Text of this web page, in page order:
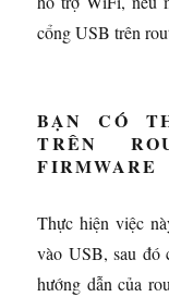
cổng USB trên
BẠN CÓ
TRÊN
FIRMWARE
Thực hiện việc
vào USB, sau đó
hướng dẫn của